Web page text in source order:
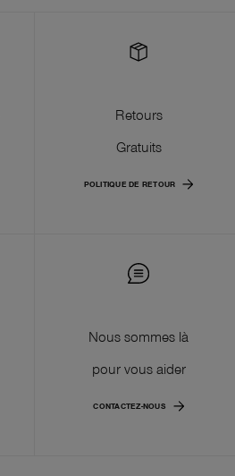
Retours
Gratuits
POLITIQUE DE RETOUR
Nous sommes là
pour vous aider
CONTACTEZ-NOUS